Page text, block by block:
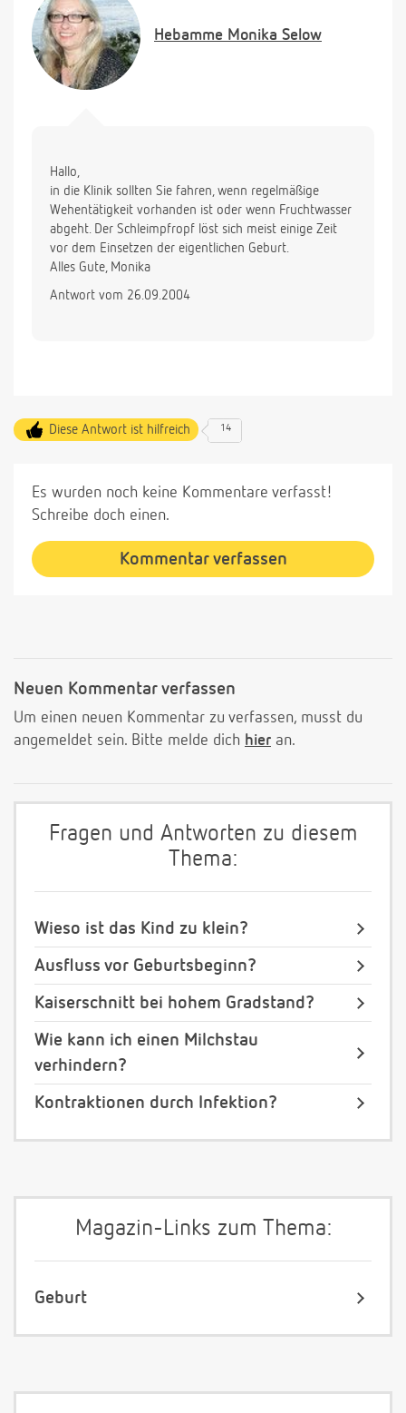
Hebamme Monika Selow
Hallo,
in die Klinik sollten Sie fahren, wenn regelmäßige
Wehentätigkeit vorhanden ist oder wenn Fruchtwasser
abgeht. Der Schleimpfropf löst sich meist einige Zeit
vor dem Einsetzen der eigentlichen Geburt.
Alles Gute, Monika
Antwort vom 26.09.2004
Diese Antwort ist hilfreich 14
Es wurden noch keine Kommentare verfasst!
Schreibe doch einen.
Kommentar verfassen
Neuen Kommentar verfassen
Um einen neuen Kommentar zu verfassen, musst du
angemeldet sein. Bitte melde dich hier an.
Fragen und Antworten zu diesem
Thema:
Wieso ist das Kind zu klein?
Ausfluss vor Geburtsbeginn?
Kaiserschnitt bei hohem Gradstand?
Wie kann ich einen Milchstau
verhindern?
Kontraktionen durch Infektion?
Magazin-Links zum Thema:
Geburt